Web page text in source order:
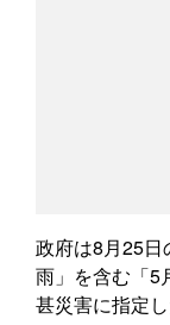
政府は8月25日
雨」を含む「5
甚災害に指定